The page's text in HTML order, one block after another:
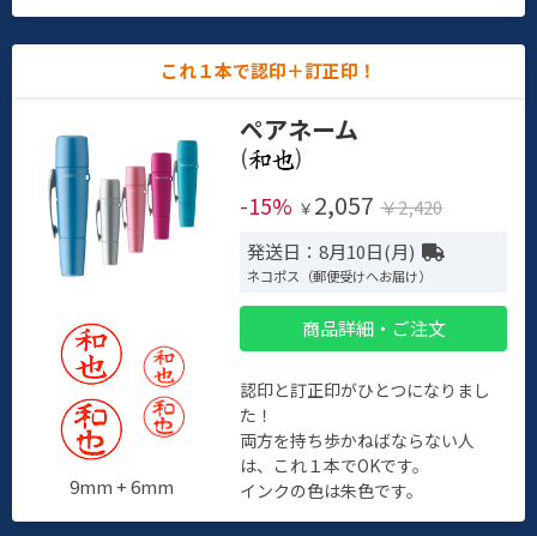
これ１本で認印＋訂正印！
9mm + 6mm
ペアネーム
(
)
-15% ￥ 2,057 ￥2,420
発送日：8月10日(月)
ネコポス（郵便受けへお届け）
商品詳細・ご注文
認印と訂正印がひとつになりまし
た！
両方を持ち歩かねばならない人
は、これ１本でOKです。
インクの色は朱色です。